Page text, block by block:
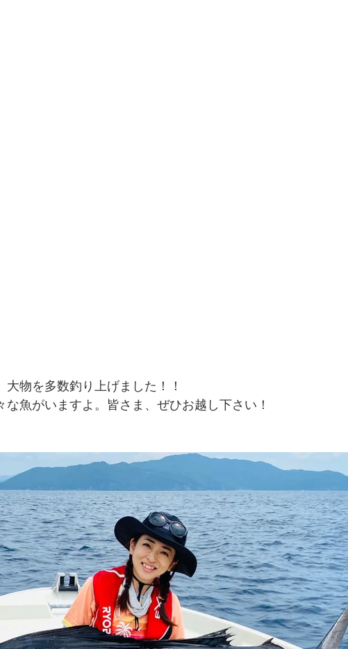
物を多数釣り上げました！！
魚がいますよ。皆さま、ぜひお越し下さい！